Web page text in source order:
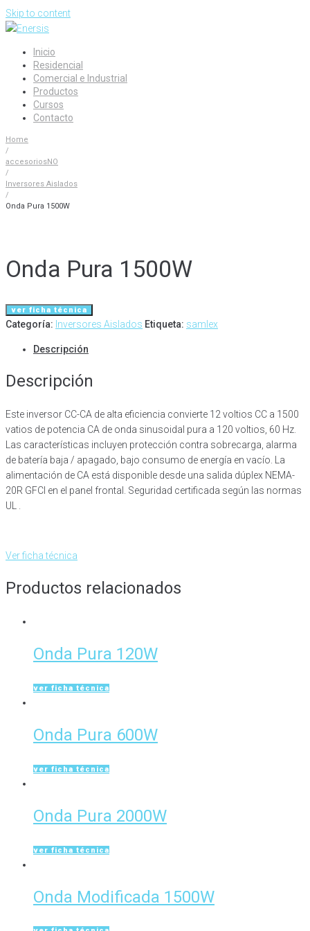
Skip to content
Inicio
Residencial
Comercial e Industrial
Productos
Cursos
Contacto
Home
/
accesoriosNO
/
Inversores Aislados
/
Onda Pura 1500W
Onda Pura 1500W
ver ficha técnica
Categoría: Inversores Aislados Etiqueta: samlex
Descripción
Descripción
Este inversor CC-CA de alta eficiencia convierte 12 voltios CC a 1500
vatios de potencia CA de onda sinusoidal pura a 120 voltios, 60 Hz.
Las características incluyen protección contra sobrecarga, alarma
de batería baja / apagado, bajo consumo de energía en vacío. La
alimentación de CA está disponible desde una salida dúplex NEMA-
20R GFCI en el panel frontal. Seguridad certificada según las normas
UL .
Ver ficha técnica
Productos relacionados
Onda Pura 120W
ver ficha técnica
Onda Pura 600W
ver ficha técnica
Onda Pura 2000W
ver ficha técnica
Onda Modificada 1500W